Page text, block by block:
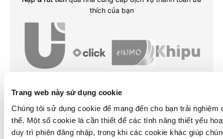
Trang web này sử dụng cookie
Chúng tôi sử dụng cookie để mang đến cho bạn trải nghiệm
thể. Một số cookie là cần thiết để các tính năng thiết yếu
duy trì phiên đăng nhập, trong khi các cookie khác giúp
thích của bạn